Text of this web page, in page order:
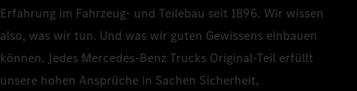
Erfahrung im Fahrzeug- und Teilebau seit 1896. Wir wissen
also, was wir tun. Und was wir guten Gewissens einbauen
können. Jedes Mercedes‑Benz Trucks Original‑Teil erfüllt
unsere hohen Ansprüche in Sachen Sicherheit,